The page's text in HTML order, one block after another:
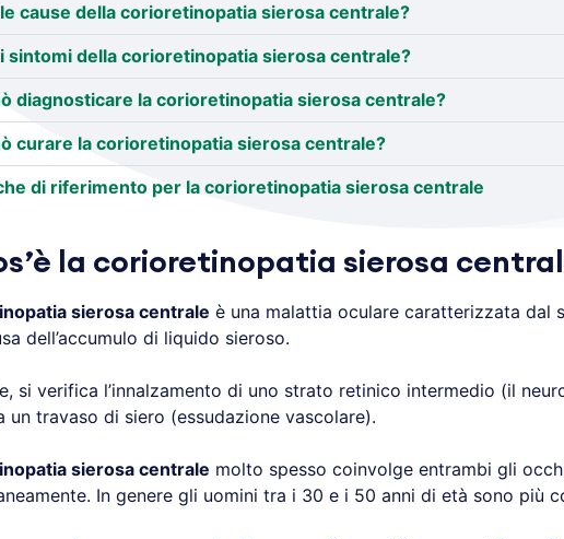
cause della corioretinopatia sierosa centrale?
sintomi della corioretinopatia sierosa centrale?
diagnosticare la corioretinopatia sierosa centrale?
curare la corioretinopatia sierosa centrale?
di riferimento per la corioretinopatia sierosa centrale
la corioretinopatia sierosa
sierosa centrale è una malattia oculare caratterizzata dal
dell’accumulo di liquido sieroso.
si verifica l’innalzamento di uno strato retinico intermedio (il
un travaso di siero (essudazione vascolare).
sierosa centrale molto spesso coinvolge entrambi gli
In genere gli uomini tra i 30 e i 50 anni di età sono più